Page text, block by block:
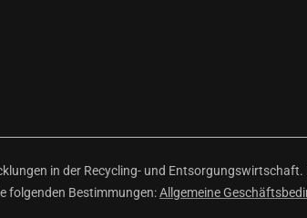
in der Recycling- und
folgenden Bestimmungen:Allgemeine